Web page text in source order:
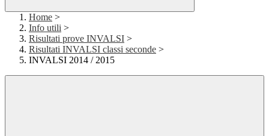
Home >
Info utili >
Risultati prove INVALSI >
Risultati INVALSI classi seconde >
INVALSI 2014 / 2015